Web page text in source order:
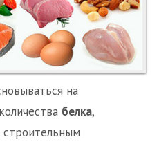
на
белка,
строительным